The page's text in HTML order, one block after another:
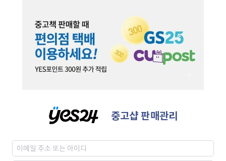
중고샵 판매관리